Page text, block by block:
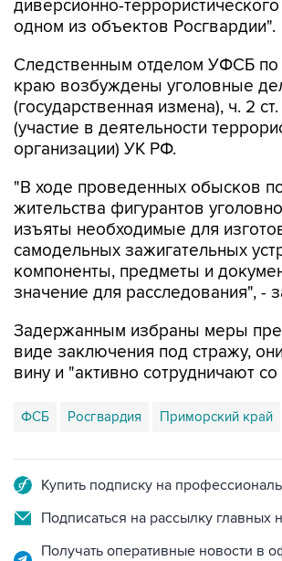
Следственным отделом УФСБ по
(государственная измена), ч. 2
(участие в деятельности
организации) УК РФ.
"В ходе проведенных обысков по
изъяты необходимые для
самодельных зажигательных
компоненты, предметы и
значение для расследования", -
Задержанным избраны меры
вину и "активно сотрудничают со
ФСБ Росгвардия Приморский край
Подписаться на рассылку главных
Получать оперативные новости в